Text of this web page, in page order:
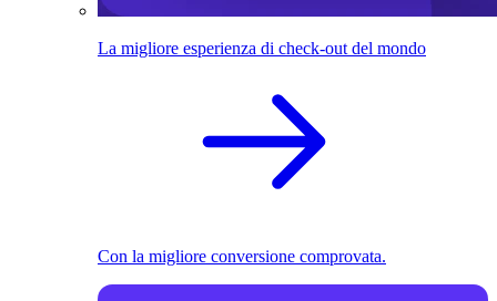
La migliore esperienza di check-out del mondo
Con la migliore conversione comprovata.